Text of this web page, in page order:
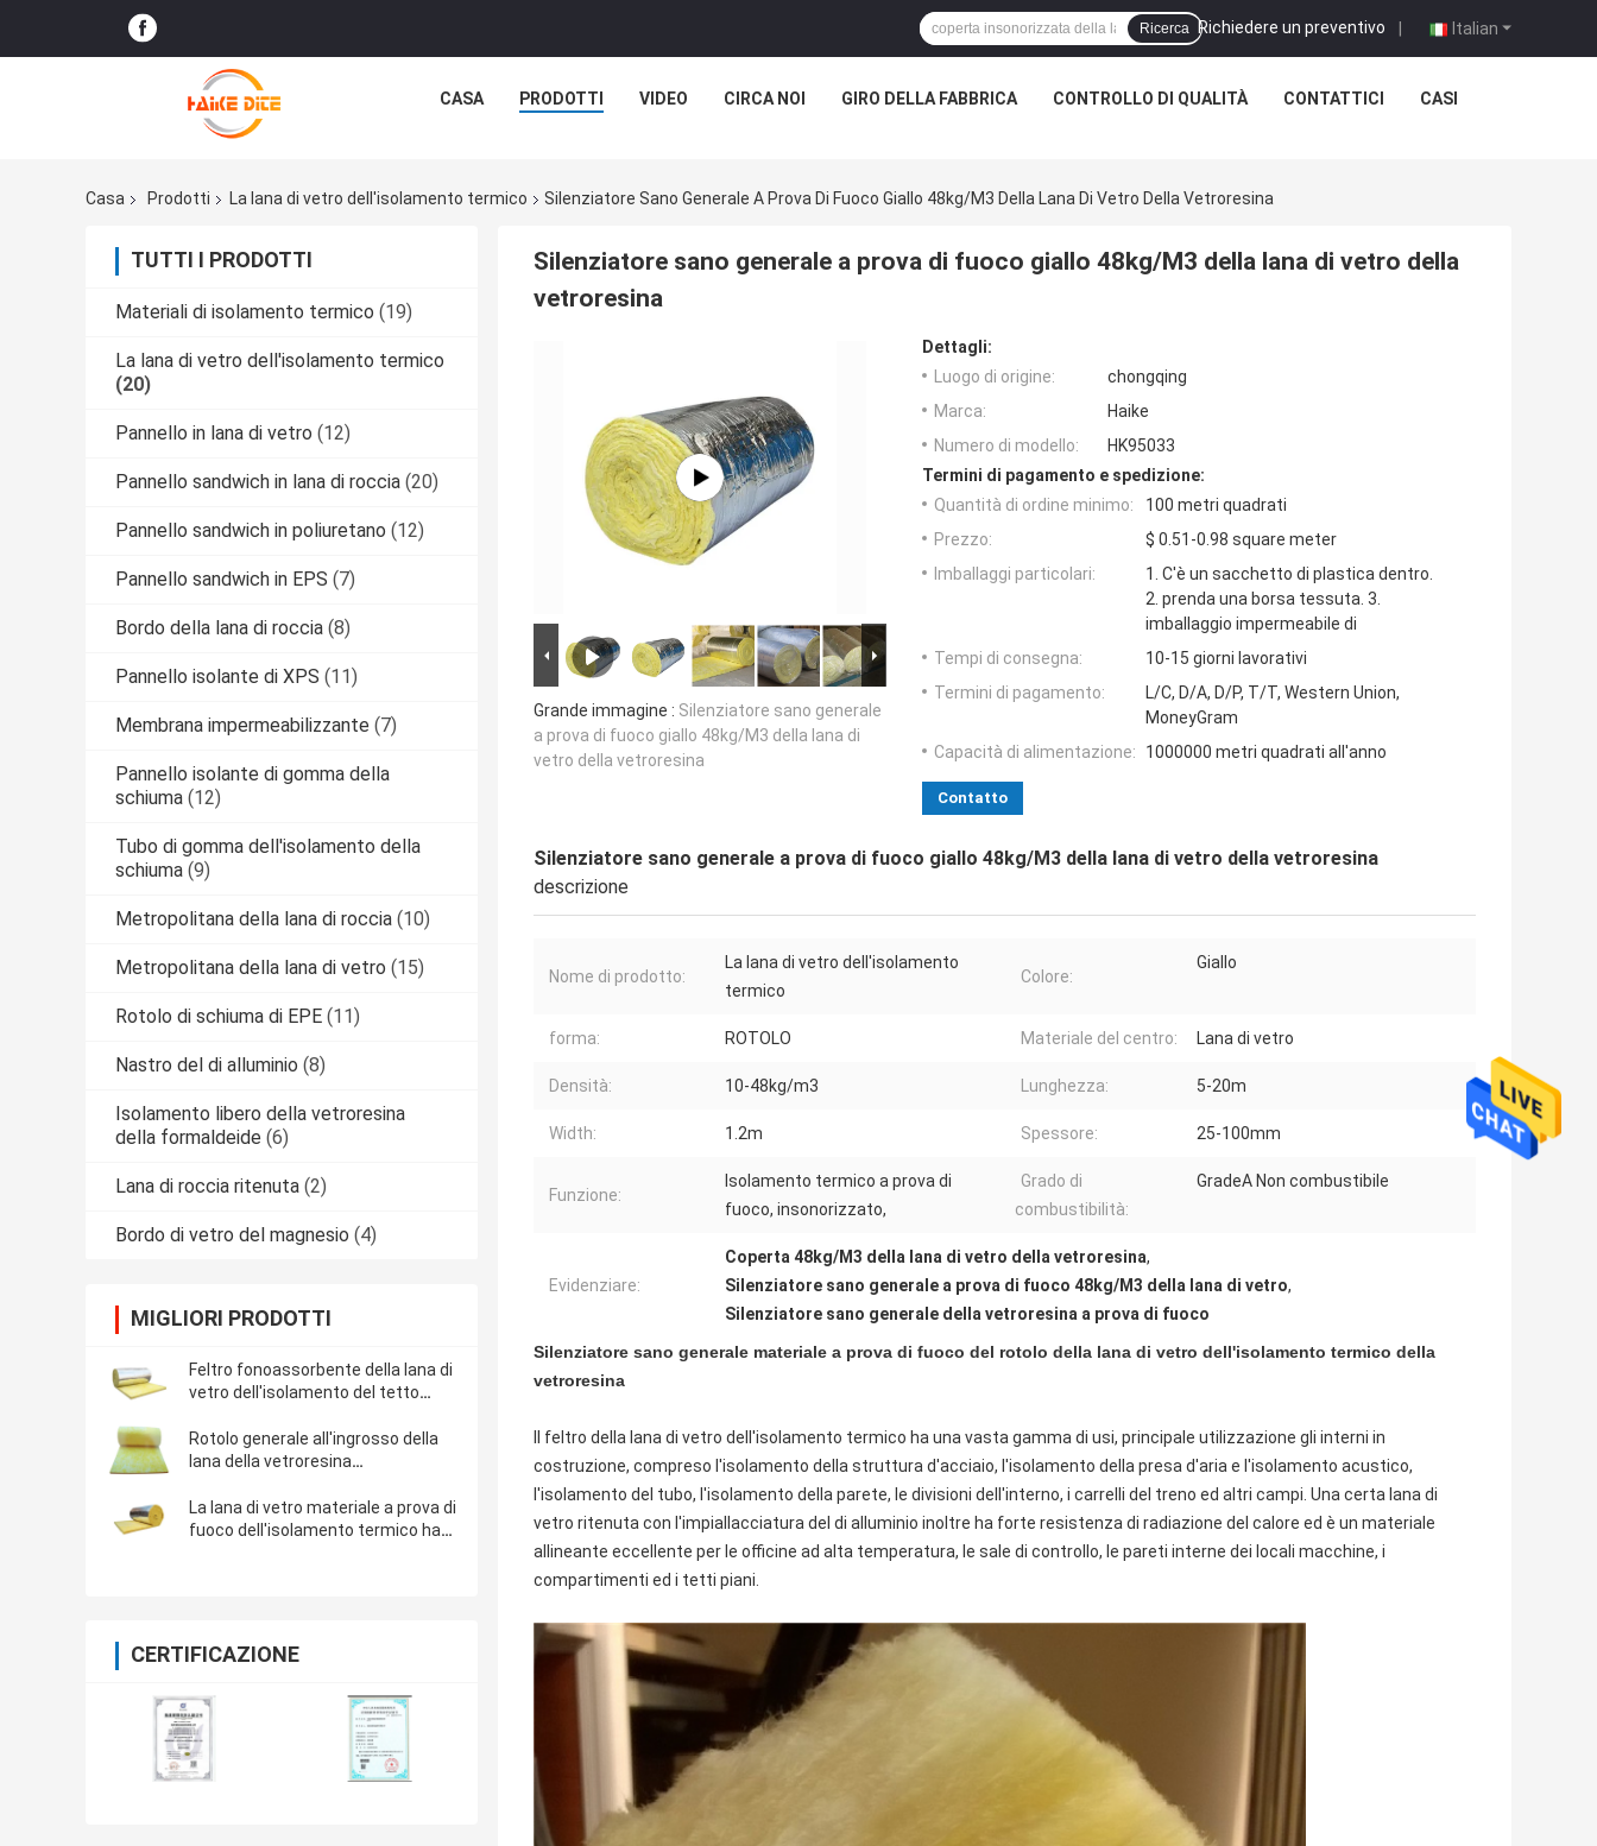
Italian
Richiedere un preventivo |
Ricerca
CASA PRODOTTI VIDEO CIRCA NOI GIRO DELLA FABBRICA CONTROLLO DI QUALITÀ CONTATTICI CASI
Casa Prodotti La lana di vetro dell'isolamento termico Silenziatore Sano Generale A Prova Di Fuoco Giallo 48kg/M3 Della Lana Di Vetro Della Vetroresina
TUTTI I PRODOTTI
Materiali di isolamento termico (19)
La lana di vetro dell'isolamento termico
(20)
Pannello in lana di vetro (12)
Pannello sandwich in lana di roccia (20)
Pannello sandwich in poliuretano (12)
Pannello sandwich in EPS (7)
Bordo della lana di roccia (8)
Pannello isolante di XPS (11)
Membrana impermeabilizzante (7)
Pannello isolante di gomma della
schiuma (12)
Tubo di gomma dell'isolamento della
schiuma (9)
Metropolitana della lana di roccia (10)
Metropolitana della lana di vetro (15)
Rotolo di schiuma di EPE (11)
Nastro del di alluminio (8)
Isolamento libero della vetroresina
della formaldeide (6)
Lana di roccia ritenuta (2)
Bordo di vetro del magnesio (4)
MIGLIORI PRODOTTI
Feltro fonoassorbente della lana di
vetro dell'isolamento del tetto
Rotolo generale all'ingrosso della
lana della vetroresina
dell'isolamento della vetroresina
della fabbrica
La lana di vetro materiale a prova di
fuoco dell'isolamento termico ha
CERTIFICAZIONE
Silenziatore sano generale a prova di fuoco giallo 48kg/M3 della lana di vetro della
vetroresina
Grande immagine : Silenziatore sano generale
a prova di fuoco giallo 48kg/M3 della lana di
vetro della vetroresina
Dettagli:
Luogo di origine:
chongqing
Marca:
Haike
Numero di modello:
HK95033
Termini di pagamento e spedizione:
Quantità di ordine minimo:
100 metri quadrati
Prezzo:
$ 0.51-0.98 square meter
Imballaggi particolari:
1. C'è un sacchetto di plastica dentro.
2. prenda una borsa tessuta. 3.
imballaggio impermeabile di
Tempi di consegna:
10-15 giorni lavorativi
Termini di pagamento:
L/C, D/A, D/P, T/T, Western Union,
MoneyGram
Capacità di alimentazione:
1000000 metri quadrati all'anno
Contatto
Silenziatore sano generale a prova di fuoco giallo 48kg/M3 della lana di vetro della vetroresina
descrizione
Nome di prodotto:
La lana di vetro dell'isolamento
termico
Colore:
Giallo
forma: ROTOLO Materiale del centro: Lana di vetro
Densità: 10-48kg/m3 Lunghezza: 5-20m
Width: 1.2m Spessore: 25-100mm
Funzione:
Isolamento termico a prova di
fuoco, insonorizzato,
Grado di
combustibilità:
GradeA Non combustibile
Evidenziare:
Coperta 48kg/M3 della lana di vetro della vetroresina,
Silenziatore sano generale a prova di fuoco 48kg/M3 della lana di vetro,
Silenziatore sano generale della vetroresina a prova di fuoco
Silenziatore sano generale materiale a prova di fuoco del rotolo della lana di vetro dell'isolamento termico della
vetroresina
Il feltro della lana di vetro dell'isolamento termico ha una vasta gamma di usi, principale utilizzazione gli interni in
costruzione, compreso l'isolamento della struttura d'acciaio, l'isolamento della presa d'aria e l'isolamento acustico,
l'isolamento del tubo, l'isolamento della parete, le divisioni dell'interno, i carrelli del treno ed altri campi. Una certa lana di
vetro ritenuta con l'impiallacciatura del di alluminio inoltre ha forte resistenza di radiazione del calore ed è un materiale
allineante eccellente per le officine ad alta temperatura, le sale di controllo, le pareti interne dei locali macchine, i
compartimenti ed i tetti piani.